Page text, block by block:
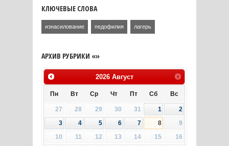
КЛЮЧЕВЫЕ СЛОВА
изнасилование педофилия лагерь
АРХИВ РУБРИКИ «»
2026 Август
Пн Вт Ср Чт Пт Сб Вс
27 28 29 30 31 1
2
3
4 5 6 7 8
9
10
11 12 13 14 15
16